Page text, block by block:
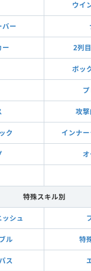
ウイ
バー
ー 2列
ボッ
攻
ク インナ
特殊スキル別
シュ
ル 特
ス